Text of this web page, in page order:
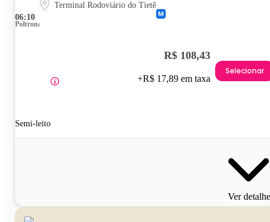
06:10
Terminal Rodoviário do Tietê
Poltrona
Semi-leito
R$ 108,43
+R$ 17,89 em taxa
Selecionar
Ver